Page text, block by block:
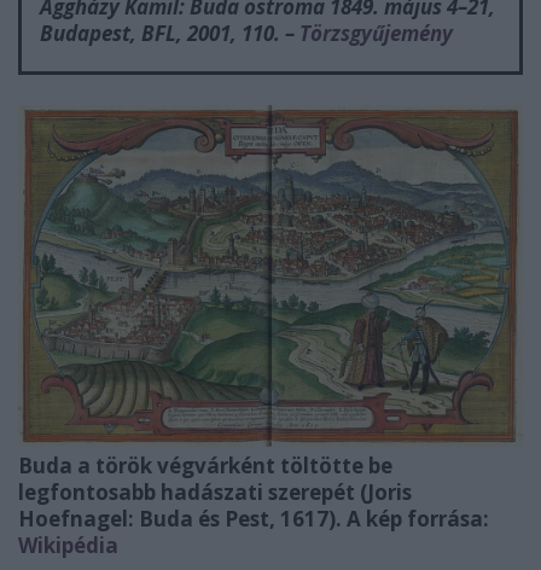
Aggházy Kamil:Buda ostroma 1849. május 4–21,
Budapest, BFL, 2001, 110. – Törzsgyűjemény
Buda a török végvárként töltötte be
legfontosabb hadászati szerepét (Joris
Hoefnagel: Buda és Pest, 1617). A kép forrása:
Wikipédia